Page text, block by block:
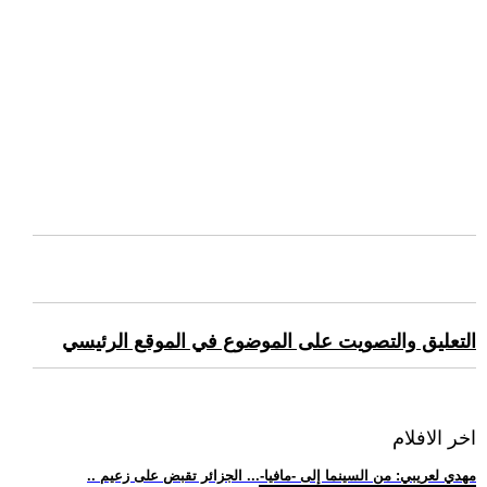
التعليق والتصويت على الموضوع في الموقع الرئيسي
اخر الافلام
.. مهدي لعريبي: من السينما إلى -مافيا-... الجزائر تقبض على زعيم